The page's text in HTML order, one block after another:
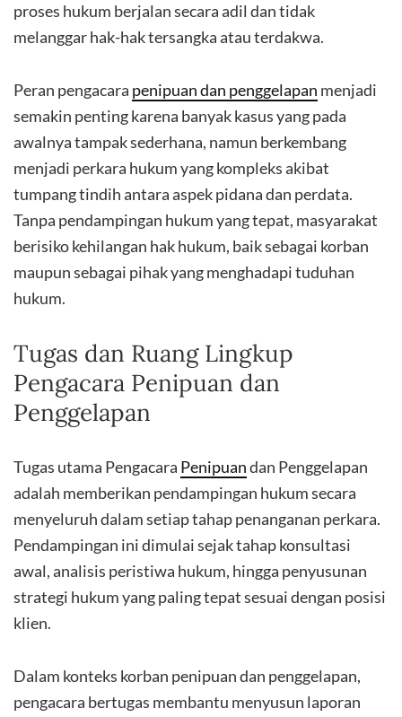
proses hukum berjalan secara adil dan tidak
melanggar hak-hak tersangka atau terdakwa.
Peran pengacara penipuan dan penggelapan menjadi
semakin penting karena banyak kasus yang pada
awalnya tampak sederhana, namun berkembang
menjadi perkara hukum yang kompleks akibat
tumpang tindih antara aspek pidana dan perdata.
Tanpa pendampingan hukum yang tepat, masyarakat
berisiko kehilangan hak hukum, baik sebagai korban
maupun sebagai pihak yang menghadapi tuduhan
hukum.
Tugas dan Ruang Lingkup
Pengacara Penipuan dan
Penggelapan
Tugas utama Pengacara Penipuandan Penggelapan
adalah memberikan pendampingan hukum secara
menyeluruh dalam setiap tahap penanganan perkara.
Pendampingan ini dimulai sejak tahap konsultasi
awal, analisis peristiwa hukum, hingga penyusunan
strategi hukum yang paling tepat sesuai dengan posisi
klien.
Dalam konteks korban penipuan dan penggelapan,
pengacara bertugas membantu menyusun laporan